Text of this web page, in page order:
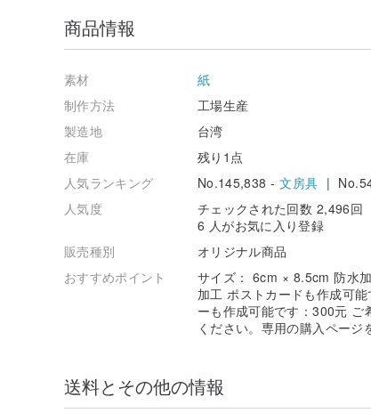
商品情報
素材
紙
制作方法
工場生産
製造地
台湾
在庫
残り1点
人気ランキング
No.145,838 -文房具 |
人気度
チェックされた回数 2,496回
6 人がお気に入り登録
販売種別
オリジナル商品
おすすめポイント
サイズ： 6cm × 8.5cm 防水
加工 ポストカードも作成可
ーも作成可能です：300元 ご
ください。専用の購入ページ
送料とその他の情報